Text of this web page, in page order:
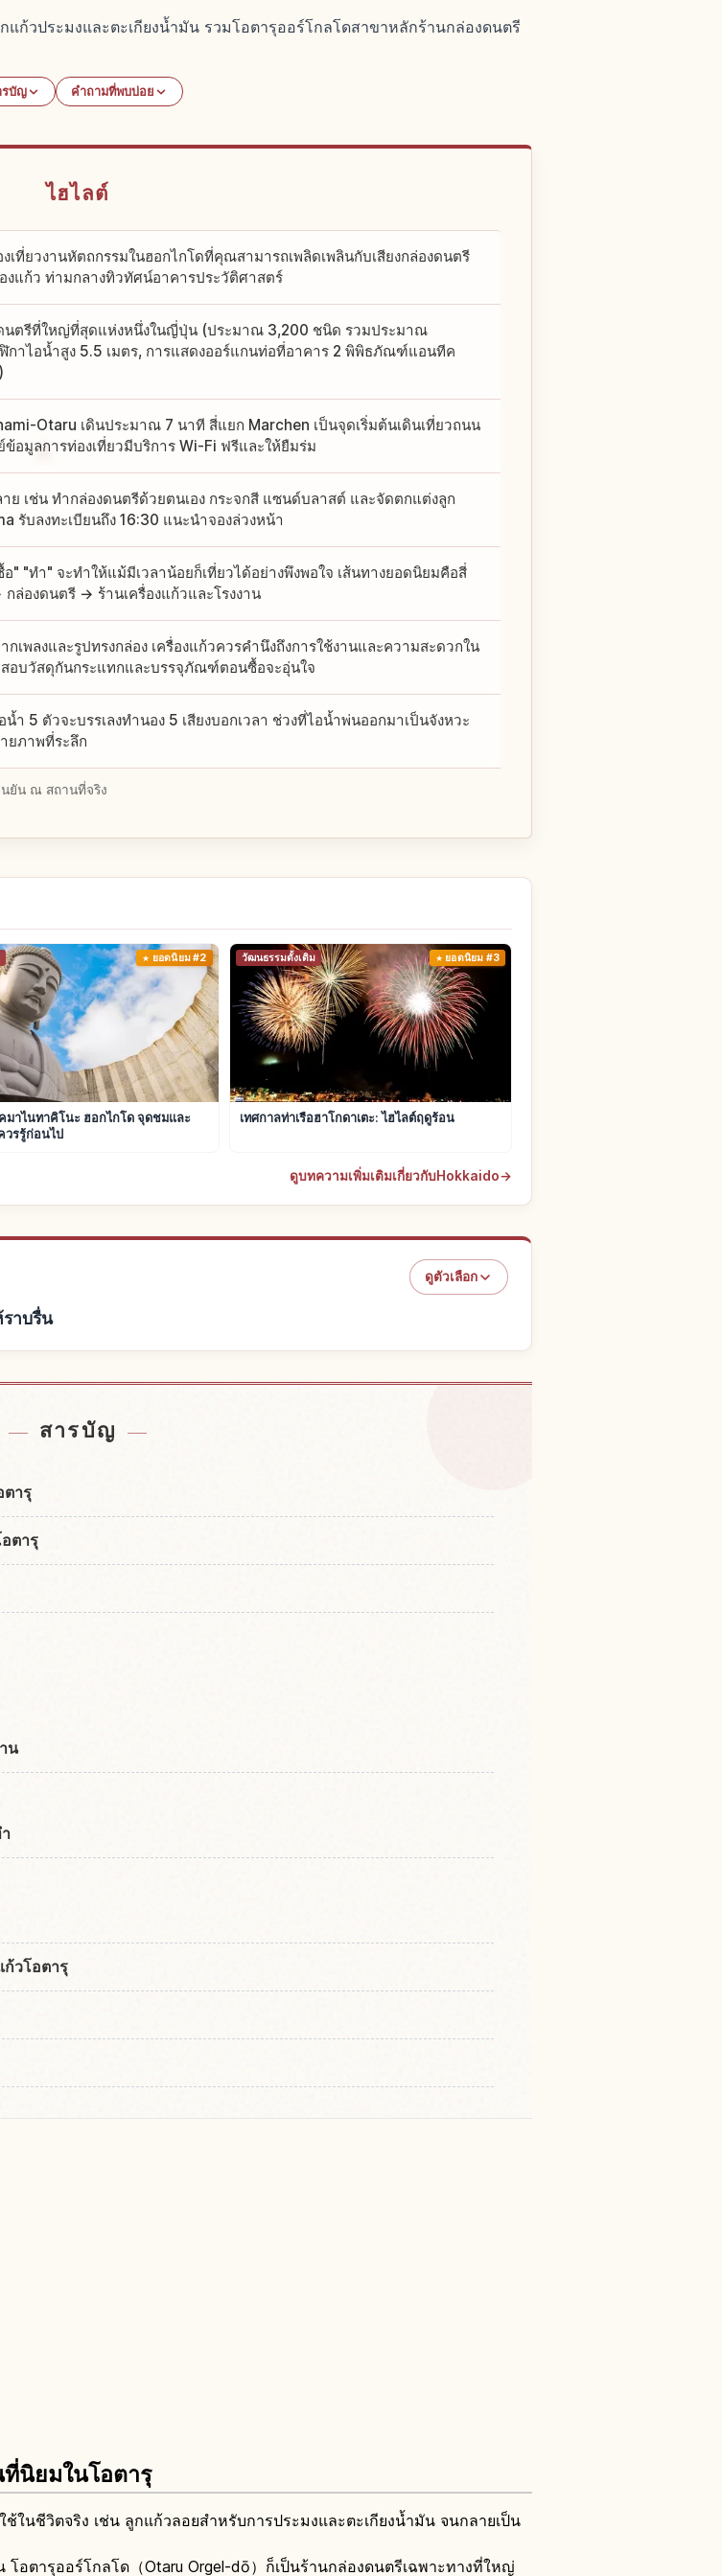
ก้วประมงและตะเกียงน้ำมัน รวมโอตารุออร์โกลโดสาขาหลักร้านกล่องดนตรี
รบัญ คำถามที่พบบ่อย
ไฮไลต์
เที่ยวงานหัตถกรรมในฮอกไกโดที่คุณสามารถเพลิดเพลินกับเสียงกล่องดนตรี
งแก้ว ท่ามกลางทิวทัศน์อาคารประวัติศาสตร์
นตรีที่ใหญ่ที่สุดแห่งหนึ่งในญี่ปุ่น (ประมาณ 3,200 ชนิด รวมประมาณ
กาไอน้ำสูง 5.5 เมตร, การแสดงออร์แกนท่อที่อาคาร 2 พิพิธภัณฑ์แอนทีค
Otaru เดินประมาณ 7 นาที สี่แยก Marchen เป็นจุดเริ่มต้นเดินเที่ยวถนน
อมูลการท่องเที่ยวมีบริการ Wi-Fi ฟรีและให้ยืมร่ม
ย เช่น ทำกล่องดนตรีด้วยตนเอง กระจกสี แซนด์บลาสต์ และจัดตกแต่งลูก
รับลงทะเบียนถึง 16:30 แนะนำจองล่วงหน้า
" "ทำ" จะทำให้แม้มีเวลาน้อยก็เที่ยวได้อย่างพึงพอใจ เส้นทางยอดนิยมคือสี่
ล่องดนตรี → ร้านเครื่องแก้วและโรงงาน
กเพลงและรูปทรงกล่อง เครื่องแก้วควรคำนึงถึงการใช้งานและความสะดวกใน
อบวัสดุกันกระแทกและบรรจุภัณฑ์ตอนซื้อจะอุ่นใจ
ำ 5 ตัวจะบรรเลงทำนอง 5 เสียงบอกเวลา ช่วงที่ไอน้ำพ่นออกมาเป็นจังหวะ
ยภาพที่ระลึก
นยัน ณ สถานที่จริง
ยอดนิยม #2
มาไนทาคิโนะ ฮอกไกโด จุดชมและ
วรรู้ก่อนไป
วัฒนธรรมดั้งเดิม ยอดนิยม #3
เทศกาลท่าเรือฮาโกดาเตะ: ไฮไลต์ฤดูร้อน
ดูบทความเพิ่มเติมเกี่ยวกับHokkaido→
ดูตัวเลือก
าบรื่น
สารบัญ
ตารุ
ตารุ
น
ก้วโอตารุ
ที่นิยมในโอตารุ
ช้ในชีวิตจริง เช่น ลูกแก้วลอยสำหรับการประมงและตะเกียงน้ำมัน จนกลายเป็น
อตารุออร์โกลโด（Otaru Orgel-dō）ก็เป็นร้านกล่องดนตรีเฉพาะทางที่ใหญ่